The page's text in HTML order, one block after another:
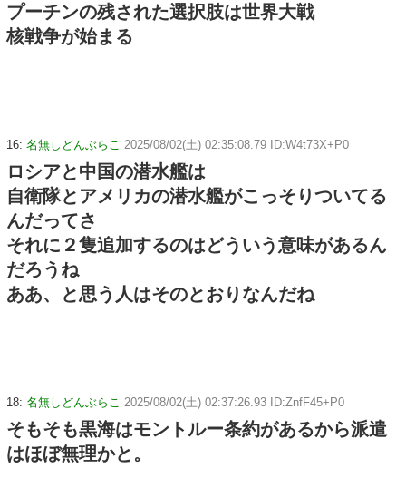
プーチンの残された選択肢は世界大戦
核戦争が始まる
16: 名無しどんぶらこ 2025/08/02(土) 02:35:08.79 ID:W4t73X+P0
ロシアと中国の潜水艦は
自衛隊とアメリカの潜水艦がこっそりついてる
んだってさ
それに２隻追加するのはどういう意味があるん
だろうね
ああ、と思う人はそのとおりなんだね
18: 名無しどんぶらこ 2025/08/02(土) 02:37:26.93 ID:ZnfF45+P0
そもそも黒海はモントルー条約があるから派遣
はほぼ無理かと。